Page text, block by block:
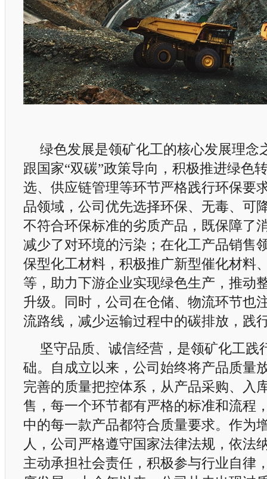
绿色发展是领矿化工的核心发展理念
跟国家“双碳”政策导向，积极推进绿色
选、供应链管理等环节严格践行环保要
品领域，公司优先选择环保、无毒、可
不符合环保标准的劣质产品，既保障了
减少了对环境的污染；在化工产品销售
保型化工材料，积极推广新型催化材料
等，助力下游企业实现绿色生产，推动
升级。同时，公司在仓储、物流环节也
流路线，减少运输过程中的碳排放，践
坚守品质、诚信经营，是领矿化工践
础。自成立以来，公司始终将产品质量
完善的质量把控体系，从产品采购、入
售，每一个环节都有严格的标准和流程
中的每一款产品都符合质量要求。作为
人，公司严格遵守国家法律法规，依法
主动承担社会责任，积极参与行业自律